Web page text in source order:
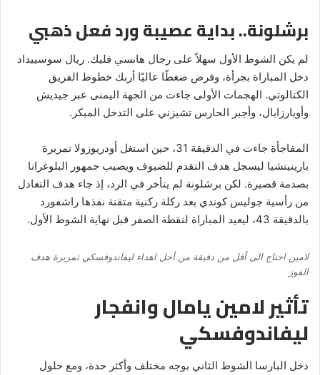
برشلونة.. بداية عصيبة ورد فعل ذهبي
لم يكن الشوط الأول سهلاً على رجال هانسي فليك. ريال سوسييداد
دخل المباراة بجرأة، وفرض ضغطًا عاليًا أربك خطوط الفريق
الكتالوتي. الهجمات الأولى جاءت من الجهة اليمنى عبر جيديش
وأويارزابال، وأجبر الحارس تشيزني على التدخل المبكر.
المفاجأة جاءت في الدقيقة 31، حين استغل أودريوزولا تمريرة
بارينيتشيا ليسجل هدف التقدم للضيوف ويصيب جمهور البلوغرانا
بصدمة قصيرة. لكن برشلونة لم يتأخر في الرد، إذ جاء هدف التعادل
من رأسية جوليس كوندي بعد ركلة ركنية متقنة نفذها راشفورد
بالدقيقة 43، ليعيد المباراة لنقطة الصفر قبل نهاية الشوط الأول.
لامين احتاج الى أقل من دقيقة من أجل اهداء ليفاندوفسكي تمريرة هدف
الفوز
تأثير لامين يامال وانفجار
ليفاندوفسكي
دخل البارسا الشوط الثاني بوجه مختلف وأكثر حدة، ومع حلول